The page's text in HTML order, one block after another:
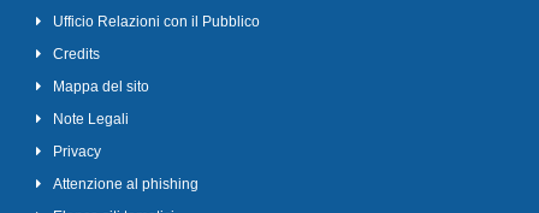
Ufficio Relazioni con il Pubblico
Credits
Mappa del sito
Note Legali
Privacy
Attenzione al phishing